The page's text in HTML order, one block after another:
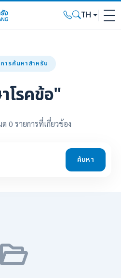
TH
ารค้นหาสำหรับ
โรคข้อ"
0 รายการที่เกี่ยวข้อง
ค้นหา